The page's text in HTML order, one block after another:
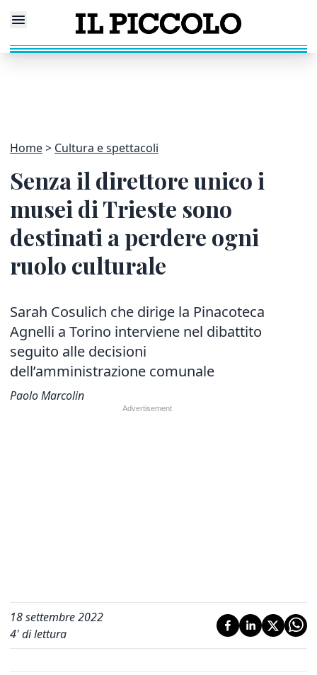
Home Cultura e spettacoli
Senza il direttore unico i
musei di Trieste sono
destinati a perdere ogni
ruolo culturale
Sarah Cosulich che dirige la Pinacoteca
Agnelli a Torino interviene nel dibattito
seguito alle decisioni
dell’amministrazione comunale
Paolo Marcolin
18 settembre 2022
4' di lettura